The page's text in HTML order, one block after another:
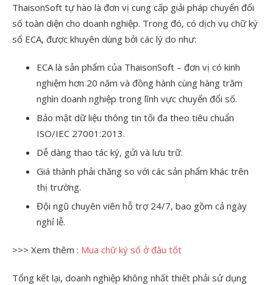
ThaisonSoft tự hào là đơn vị cung cấp giải pháp chuyển đổi
số toàn diện cho doanh nghiệp. Trong đó, có dịch vụ chữ ký
số ECA, được khuyên dùng bởi các lý do như:
ECA là sản phẩm của ThaisonSoft – đơn vị có kinh
nghiệm hơn 20 năm và đồng hành cùng hàng trăm
nghìn doanh nghiệp trong lĩnh vực chuyển đổi số.
Bảo mật dữ liệu thông tin tối đa theo tiêu chuẩn
ISO/IEC 27001:2013.
Dễ dàng thao tác ký, gửi và lưu trữ.
Giá thành phải chăng so với các sản phẩm khác trên
thị trường.
Đội ngũ chuyên viên hỗ trợ 24/7, bao gồm cả ngày
nghỉ lễ.
>>> Xem thêm : Mua chữ ký số ở đâu tốt
Tổng kết lại, doanh nghiệp không nhất thiết phải sử dụng